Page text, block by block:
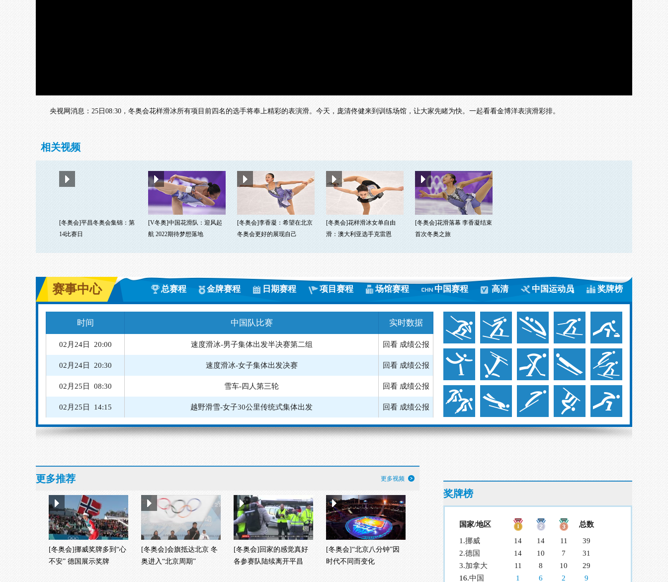
央视网消息：25日08:30，冬奥会花样滑冰所有项目前四名的选手将奉上精彩的表演滑。今天，庞清佟健来到训练场馆，让大家先睹为快。一起看看金博洋表演滑彩排。
相关视频
[冬奥会]平昌冬奥会集锦：第
14比赛日
[V冬奥]中国花滑队：迎风起
航 2022期待梦想落地
[冬奥会]李香凝：希望在北京
冬奥会更好的展现自己
[冬奥会]花样滑冰女单自由
滑：澳大利亚选手克雷恩
[冬奥会]花滑落幕 李香凝结束
首次冬奥之旅
赛事中心 总赛程 金牌赛程 日期赛程 项目赛程 场馆赛程 中国赛程 高清 中国运动员 奖牌榜
时间 中国队比赛 实时数据
02月24日 10:07 雪车-四人第二轮 回看 成绩公报
02月24日 13:00 越野滑雪-男子50公里传统式集体出发 回看 成绩公报
02月24日 19:00 速度滑冰-女子集体出发半决赛第一组 成绩公报
02月24日 19:15 速度滑冰-女子集体出发半决赛第二组 回看 成绩公报
02月24日 20:00 速度滑冰-男子集体出发半决赛第二组 回看 成绩公报
更多推荐 更多视频
[冬奥会]挪威奖牌多到“心
不安” 德国展示奖牌
[冬奥会]会旗抵达北京 冬
奥进入“北京周期”
[冬奥会]回家的感觉真好
各参赛队陆续离开平昌
[冬奥会]“北京八分钟”因
时代不同而变化
奖牌榜
国家/地区 总数
1.挪威 14 14 11
39
2.德国 14 10 7
31
3.加拿大 11 8 10
29
16.中国 1 6 2 9